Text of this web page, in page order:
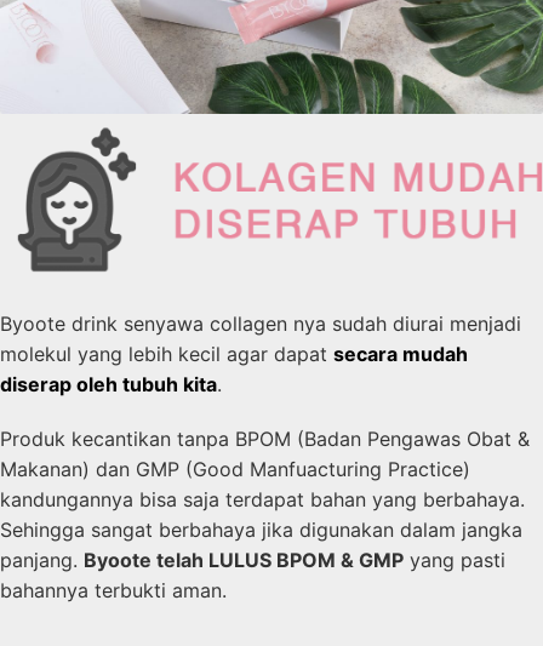
Byoote drink senyawa collagen nya sudah diurai menjadi
molekul yang lebih kecil agar dapat secara mudah
diserap oleh tubuh kita.
Produk kecantikan tanpa BPOM (Badan Pengawas Obat &
Makanan) dan GMP (Good Manfuacturing Practice)
kandungannya bisa saja terdapat bahan yang berbahaya.
Sehingga sangat berbahaya jika digunakan dalam jangka
panjang. Byoote telah LULUS BPOM & GMP yang pasti
bahannya terbukti aman.